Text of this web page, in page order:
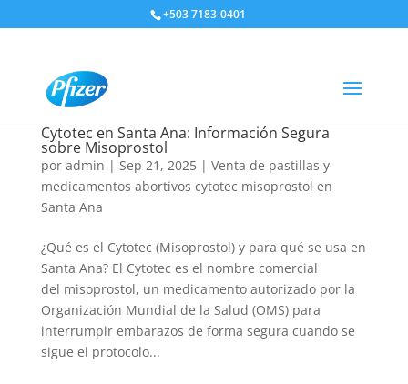
+503 7183-0401
Cytotec en Santa Ana: Información Segura
sobre Misoprostol
por admin | Sep 21, 2025| Venta de pastillas y
medicamentos abortivos cytotec misoprostol en
Santa Ana
¿Qué es el Cytotec (Misoprostol) y para qué se usa en
Santa Ana? El Cytotec es el nombre comercial
del misoprostol, un medicamento autorizado por la
Organización Mundial de la Salud (OMS) para
interrumpir embarazos de forma segura cuando se
sigue el protocolo...